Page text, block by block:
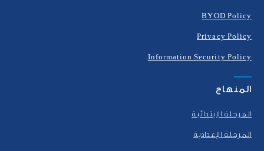
BYOD Policy
Privacy Policy
Information Security Policy
المنهاج
المرحلة الإبتدائية
المرحلة الإعدادية